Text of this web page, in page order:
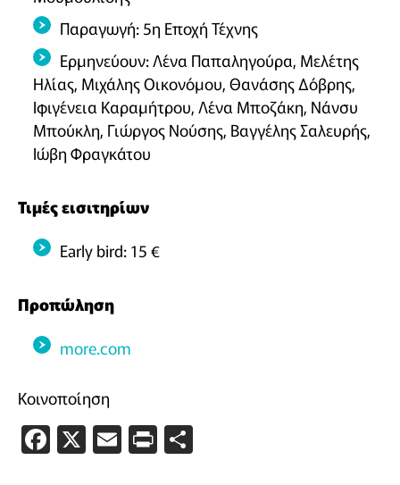
Παραγωγή: 5η Εποχή Τέχνης
Ερμηνεύουν: Λένα Παπαληγούρα, Μελέτης
Ηλίας, Μιχάλης Οικονόμου, Θανάσης Δόβρης,
Ιφιγένεια Καραμήτρου, Λένα Μποζάκη, Νάνσυ
Μπούκλη, Γιώργος Νούσης, Βαγγέλης Σαλευρής,
Ιώβη Φραγκάτου
Τιμές εισιτηρίων
Early bird: 15 €
Προπώληση
more.com
Κοινοποίηση
Facebook
X EmailPrintFriendly